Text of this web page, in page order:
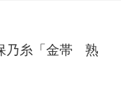
乃糸「金帯 熟